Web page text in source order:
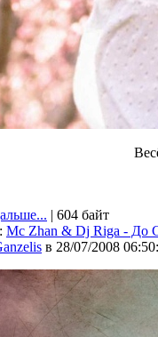
| 604 байт
: Mc Zhan & Dj Riga - До
в 28/07/2008